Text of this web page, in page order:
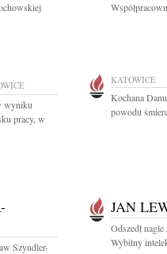
wyniku
pracy, w
KATOWICE
Kochana
powodu
Szyndler-
JAN
Odszedł
Wybitny